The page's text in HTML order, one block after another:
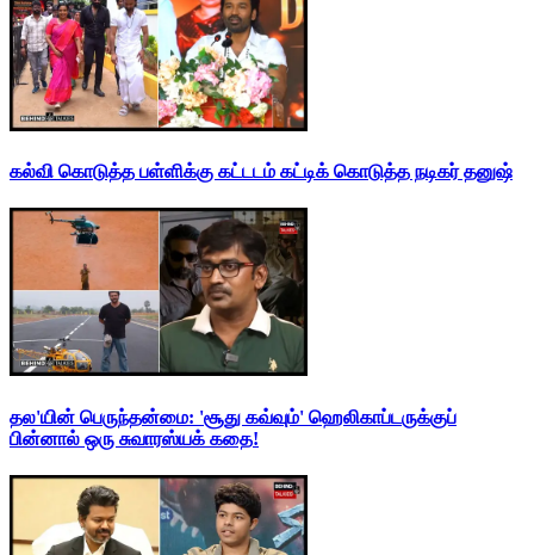
கல்வி கொடுத்த பள்ளிக்கு கட்டடம் கட்டிக் கொடுத்த நடிகர் தனுஷ்
தல'யின் பெருந்தன்மை: 'சூது கவ்வும்' ஹெலிகாப்டருக்குப்
பின்னால் ஒரு சுவாரஸ்யக் கதை!